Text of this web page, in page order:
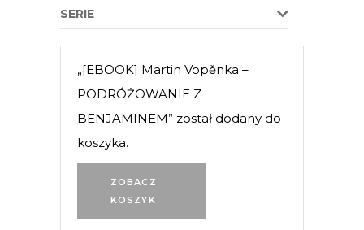
SERIE
ZOBACZ
KOSZYK
„[EBOOK] Martin Vopěnka –
PODRÓŻOWANIE Z
BENJAMINEM” został dodany do
koszyka.